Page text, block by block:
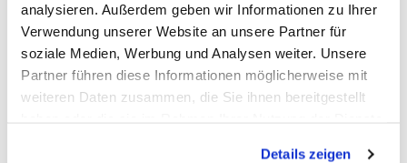
analysieren. Außerdem geben wir Informationen zu Ihrer
Verwendung unserer Website an unsere Partner für
soziale Medien, Werbung und Analysen weiter. Unsere
Partner führen diese Informationen möglicherweise mit
weiteren Daten zusammen, die Sie ihnen bereitgestellt
Details zeigen